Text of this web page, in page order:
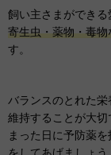
飼い主さまができる
寄生虫・薬物・毒物
す。
バランスのとれた
維持することが大
まった日に予防薬
をしてあげましょう